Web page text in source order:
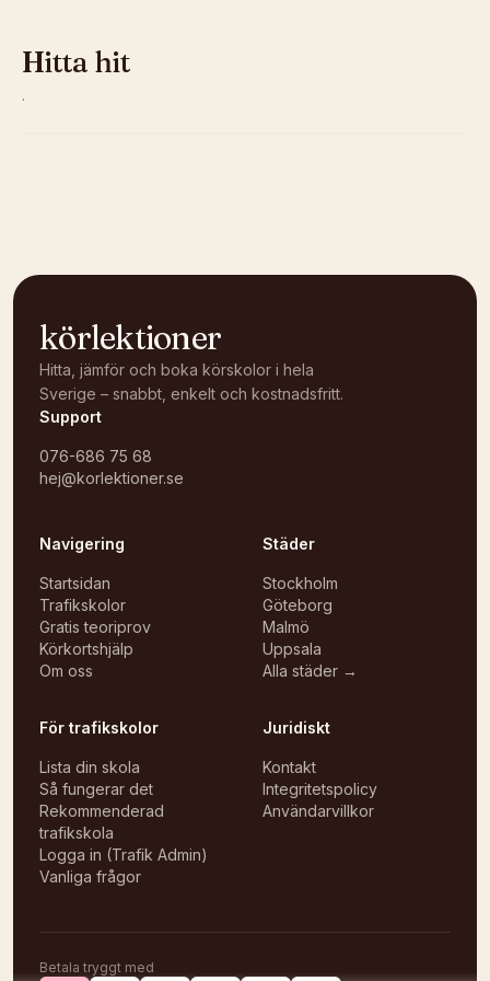
Hitta hit
·
körlektioner
Hitta, jämför och boka körskolor i hela
Sverige – snabbt, enkelt och kostnadsfritt.
Support
076-686 75 68
hej@korlektioner.se
Navigering
Startsidan
Trafikskolor
Gratis teoriprov
Körkortshjälp
Om oss
Städer
Stockholm
Göteborg
Malmö
Uppsala
Alla städer →
För trafikskolor
Lista din skola
Så fungerar det
Rekommenderad
trafikskola
Logga in (Trafik Admin)
Vanliga frågor
Juridiskt
Kontakt
Integritetspolicy
Användarvillkor
Betala tryggt med